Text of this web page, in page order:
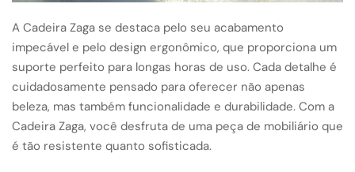
A Cadeira Zaga se destaca pelo seu acabamento
impecável e pelo design ergonômico, que proporciona um
suporte perfeito para longas horas de uso. Cada detalhe é
cuidadosamente pensado para oferecer não apenas
beleza, mas também funcionalidade e durabilidade. Com a
Cadeira Zaga, você desfruta de uma peça de mobiliário que
é tão resistente quanto sofisticada.